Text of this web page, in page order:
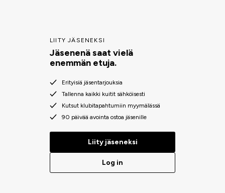
LIITY JÄSENEKSI
Jäsenenä saat vielä
enemmän etuja.
Erityisiä jäsentarjouksia
Tallenna kaikki kuitit sähköisesti
Kutsut klubitapahtumiin myymälässä
90 päivää avointa ostoa jäsenille
Liity jäseneksi
Log in